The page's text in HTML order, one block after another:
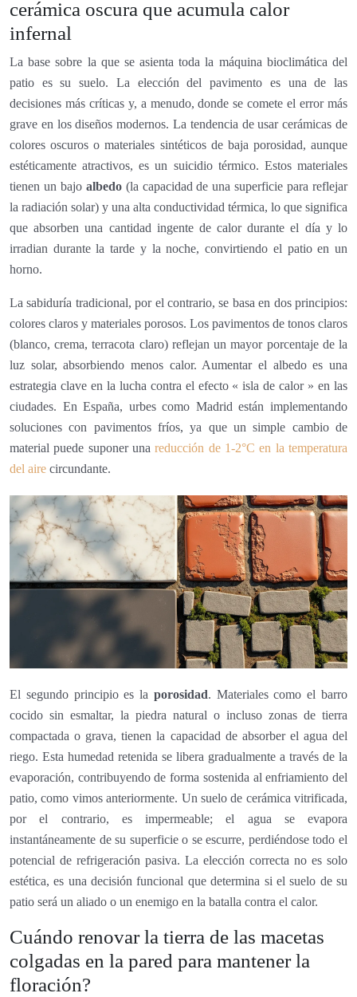
cerámica oscura que acumula calor
infernal
La base sobre la que se asienta toda la máquina bioclimática del
patio es su suelo. La elección del pavimento es una de las
decisiones más críticas y, a menudo, donde se comete el error más
grave en los diseños modernos. La tendencia de usar cerámicas de
colores oscuros o materiales sintéticos de baja porosidad, aunque
estéticamente atractivos, es un suicidio térmico. Estos materiales
tienen un bajo albedo(la capacidad de una superficie para reflejar
la radiación solar) y una alta conductividad térmica, lo que significa
que absorben una cantidad ingente de calor durante el día y lo
irradian durante la tarde y la noche, convirtiendo el patio en un
horno.
La sabiduría tradicional, por el contrario, se basa en dos principios:
colores claros y materiales porosos. Los pavimentos de tonos claros
(blanco, crema, terracota claro) reflejan un mayor porcentaje de la
luz solar, absorbiendo menos calor. Aumentar el albedo es una
estrategia clave en la lucha contra el efecto « isla de calor » en las
ciudades. En España, urbes como Madrid están implementando
soluciones con pavimentos fríos, ya que un simple cambio de
material puede suponer unareducción de 1-2°C en la temperatura
del aire circundante.
El segundo principio es la porosidad. Materiales como el barro
cocido sin esmaltar, la piedra natural o incluso zonas de tierra
compactada o grava, tienen la capacidad de absorber el agua del
riego. Esta humedad retenida se libera gradualmente a través de la
evaporación, contribuyendo de forma sostenida al enfriamiento del
patio, como vimos anteriormente. Un suelo de cerámica vitrificada,
por el contrario, es impermeable; el agua se evapora
instantáneamente de su superficie o se escurre, perdiéndose todo el
potencial de refrigeración pasiva. La elección correcta no es solo
estética, es una decisión funcional que determina si el suelo de su
patio será un aliado o un enemigo en la batalla contra el calor.
Cuándo renovar la tierra de las macetas
colgadas en la pared para mantener la
floración?